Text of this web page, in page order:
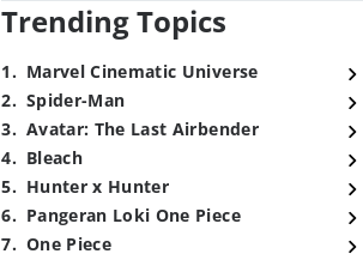
Trending Topics
1. Marvel Cinematic Universe
2. Spider-Man
3. Avatar: The Last Airbender
4. Bleach
5. Hunter x Hunter
6. Pangeran Loki One Piece
7. One Piece